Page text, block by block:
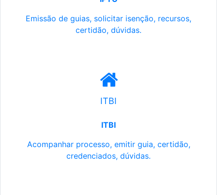
Emissão de guias, solicitar isenção, recursos,
certidão, dúvidas.
ITBI
ITBI
Acompanhar processo, emitir guia, certidão,
credenciados, dúvidas.